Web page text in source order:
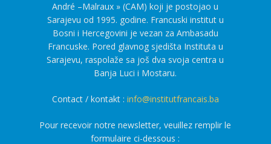
André –Malraux » (CAM) koji je postojao u
Sarajevu od 1995. godine. Francuski institut u
Bosni i Hercegovini je vezan za Ambasadu
Francuske. Pored glavnog sjedišta Instituta u
Sarajevu, raspolaže sa još dva svoja centra u
Banja Luci i Mostaru.
Contact / kontakt : info@institutfrancais.ba
Pour recevoir notre newsletter, veuillez remplir le
formulaire ci-dessous :